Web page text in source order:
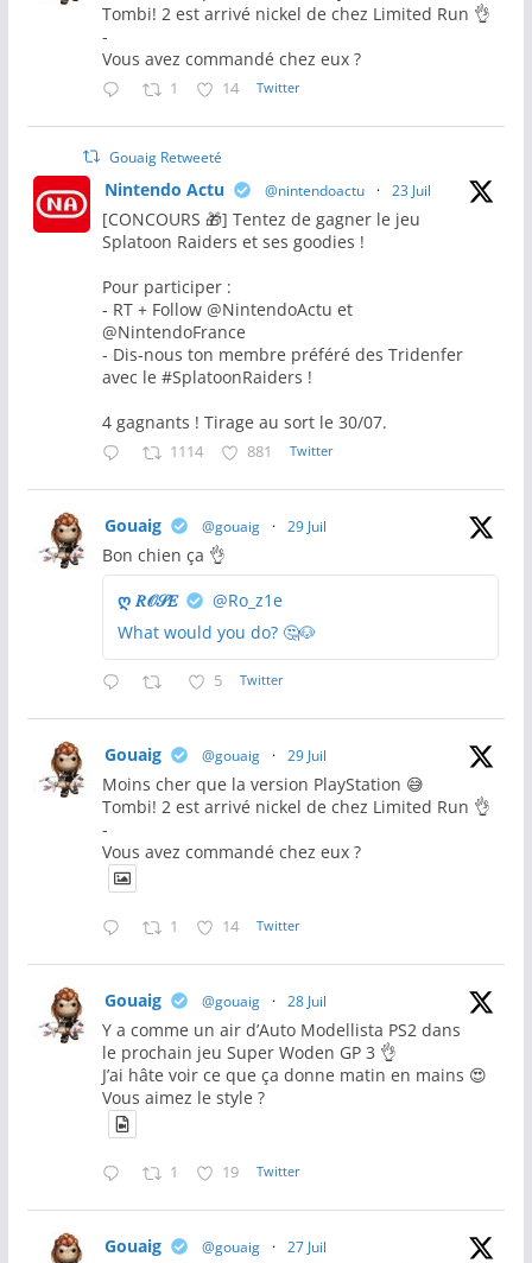
Tombi! 2 est arrivé nickel de chez Limited Run 👌
-
Vous avez commandé chez eux ?
1 14 Twitter
Gouaig Retweeté
Nintendo Actu @nintendoactu · 23 Juil
[CONCOURS 🎁] Tentez de gagner le jeu
Splatoon Raiders et ses goodies !
Pour participer :
- RT + Follow @NintendoActu et
@NintendoFrance
- Dis-nous ton membre préféré des Tridenfer
avec le #SplatoonRaiders !
4 gagnants ! Tirage au sort le 30/07.
1114 881 Twitter
Gouaig @gouaig · 29 Juil
Bon chien ça 👌
ღ 𝑅𝒪𝒮𝐸
@Ro_z1e
What would you do? 🤔🐶
5 Twitter
Gouaig @gouaig · 29 Juil
Moins cher que la version PlayStation 😅
Tombi! 2 est arrivé nickel de chez Limited Run 👌
-
Vous avez commandé chez eux ?
1 14 Twitter
Gouaig @gouaig · 28 Juil
Y a comme un air d’Auto Modellista PS2 dans
le prochain jeu Super Woden GP 3 👌
J’ai hâte voir ce que ça donne matin en mains 😍
Vous aimez le style ?
1 19 Twitter
Gouaig @gouaig · 27 Juil